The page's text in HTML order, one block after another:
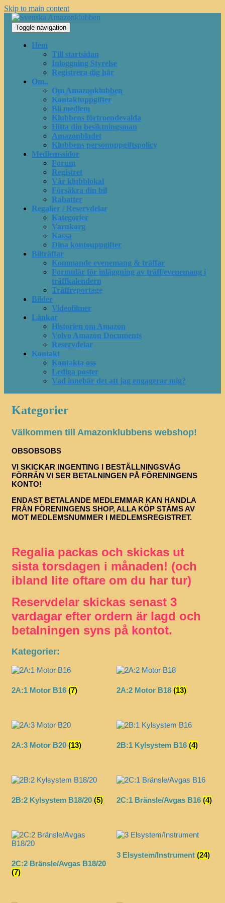
Skip to main content
Toggle navigation
Hem
Till startsidan
Inloggning Styrelse
Registrera dig här
Om..
Om Amazonklubben
Kontaktuppgifter
Bli medlem
Klubbens förtroendevalda
Hitta din besiktningsman
Amazonbladet
Klubbens personuppgiftspolicy
Medlemssidor
Forum
Registret
Vår klubblokal
Försäkra din bil
Rabatter
Regalier / Reservdelar
Kategorier
Varukorg
Kassa
Dina kontouppgifter
Bilträffar
Kommande evenemang & träffar
Formulär för inläggning av träff/evenemang i
träffkalendern
Träffreportage
Bilder
Videofilmer
Länkar
Historien om Amazon
Volvo Amazon Documents
Reservdelar
Kontakt
Kontakta oss
Lediga poster
Vad innebär det att jag engagerar mig?
Kategorier
Välkommen till Amazonklubbens webshop!
OBSOBSOBS
VI SKICKAR INGENTING I BESTÄLLNINGSVÄG
FÖRRÄN VI SER BETALNINGEN PÅ FÖRENINGENS
KONTO!
ENDAST BETALANDE MEDLEMMAR KAN HANDLA
FRÅN FÖRENINGENS SHOP, ALLA KÖP STÄMS AV
MOT MEDLEMSNUMMER I MEDLEMSREGISTRET.
Regalia packas och skickas ut
sista torsdagen i månaden! (och
ibland lite oftare om du har tur)
Reservdelar skickas senast 3
vardagar efter ordern är lagd och
betalningen syns på kontot.
Kategorier:
2A:1 Motor B16 (7) 2A:2 Motor B18(13)
2A:3 Motor B20 (13) 2B:1 Kylsystem B16(4)
2B:2 Kylsystem B18/20 (5) 2C:1 Bränsle/Avgas B16(4)
2C:2 Bränsle/Avgas B18/20
(7)
3 Elsystem/Instrument(24)